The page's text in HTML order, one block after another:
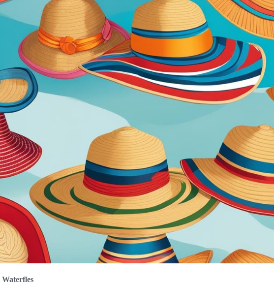
Waterfles